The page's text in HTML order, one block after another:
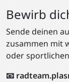
Bewirb
Sende deinen
zusammen mit
oder
📧